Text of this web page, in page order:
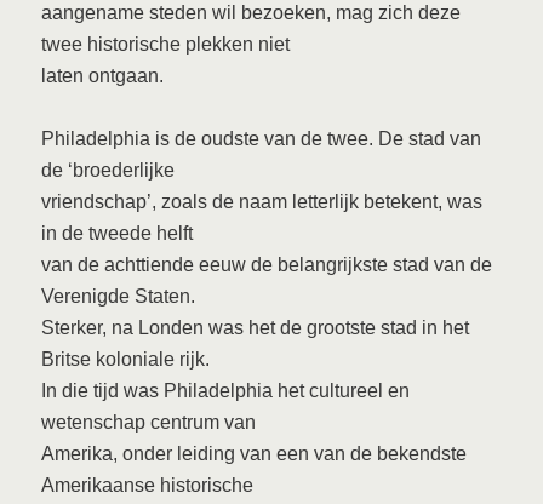
aangename steden wil bezoeken, mag zich deze
twee historische plekken niet
laten ontgaan.
Philadelphia is de oudste van de twee. De stad van
de ‘broederlijke
vriendschap’, zoals de naam letterlijk betekent, was
in de tweede helft
van de achttiende eeuw de belangrijkste stad van de
Verenigde Staten.
Sterker, na Londen was het de grootste stad in het
Britse koloniale rijk.
In die tijd was Philadelphia het cultureel en
wetenschap centrum van
Amerika, onder leiding van een van de bekendste
Amerikaanse historische